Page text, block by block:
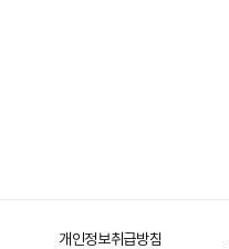
개인정보취급방침